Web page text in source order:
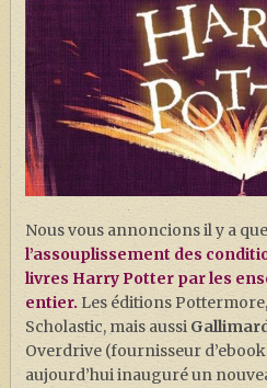
LA SÉRIE HARRY POTTER (REBOOT)
HARRY POTTER : LIVRES
BIOPICS DE HARRY POTTER
LES ANIMAUX FANTASTIQUES
J. K. ROWLING
ARTISANAT MOLDU
FANDOM
CULTURE
PODCASTS
LES GRANDS ARTICLES DE LA
Nous vous annoncions il y a
l’assouplissement des
livres Harry Potter par les
entier. Les éditions
Scholastic, mais aussi
Overdrive (fournisseur
aujourd’hui inauguré un